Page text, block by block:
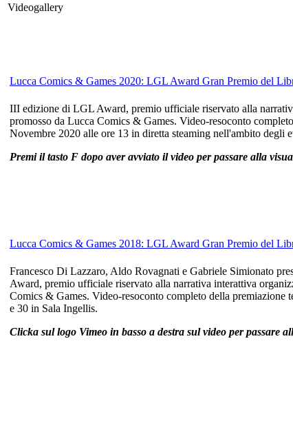
Videogallery
Lucca Comics & Games 2020: LGL Award Gran Premio del
III edizione di LGL Award, premio ufficiale riservato alla
promosso da Lucca Comics & Games. Video-resoconto
Novembre 2020 alle ore 13 in diretta steaming nell'ambito degli
Premi il tasto F dopo aver avviato il video per passare alla
Lucca Comics & Games 2018: LGL Award Gran Premio del
Francesco Di Lazzaro, Aldo Rovagnati e Gabriele Simionato
Award, premio ufficiale riservato alla narrativa interattiva
Comics & Games. Video-resoconto completo della premiazione
e 30 in Sala Ingellis.
Clicka sul logo Vimeo in basso a destra sul video per passare